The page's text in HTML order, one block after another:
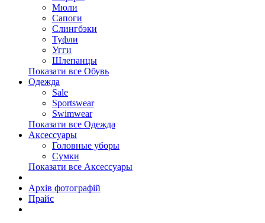
Мюли
Сапоги
Слингбэки
Туфли
Угги
Шлепанцы
Показати все Обувь
Одежда
Sale
Sportswear
Swimwear
Показати все Одежда
Аксессуары
Головные уборы
Сумки
Показати все Аксессуары
Архів фотографій
Прайс